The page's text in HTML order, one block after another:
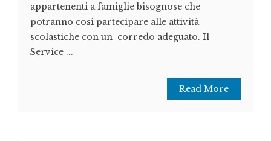
appartenenti a famiglie bisognose che
potranno così partecipare alle attività
scolastiche con un corredo adeguato. Il
Service ...
Read More